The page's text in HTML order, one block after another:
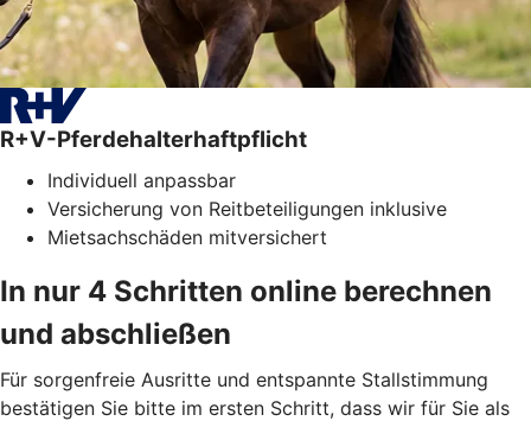
R+V-Pferdehalterhaftpflicht
Individuell anpassbar
Versicherung von Reitbeteiligungen inklusive
Mietsachschäden mitversichert
In nur 4 Schritten online berechnen
und abschließen
Für sorgenfreie Ausritte und entspannte Stallstimmung
bestätigen Sie bitte im ersten Schritt, dass wir für Sie als